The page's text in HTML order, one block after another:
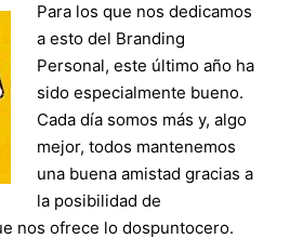
Para los que nos dedicamos
a esto del Branding
Personal, este último año ha
sido especialmente bueno.
Cada día somos más y, algo
mejor, todos mantenemos
una buena amistad gracias a
la posibilidad de
nos ofrece lo dospuntocero.